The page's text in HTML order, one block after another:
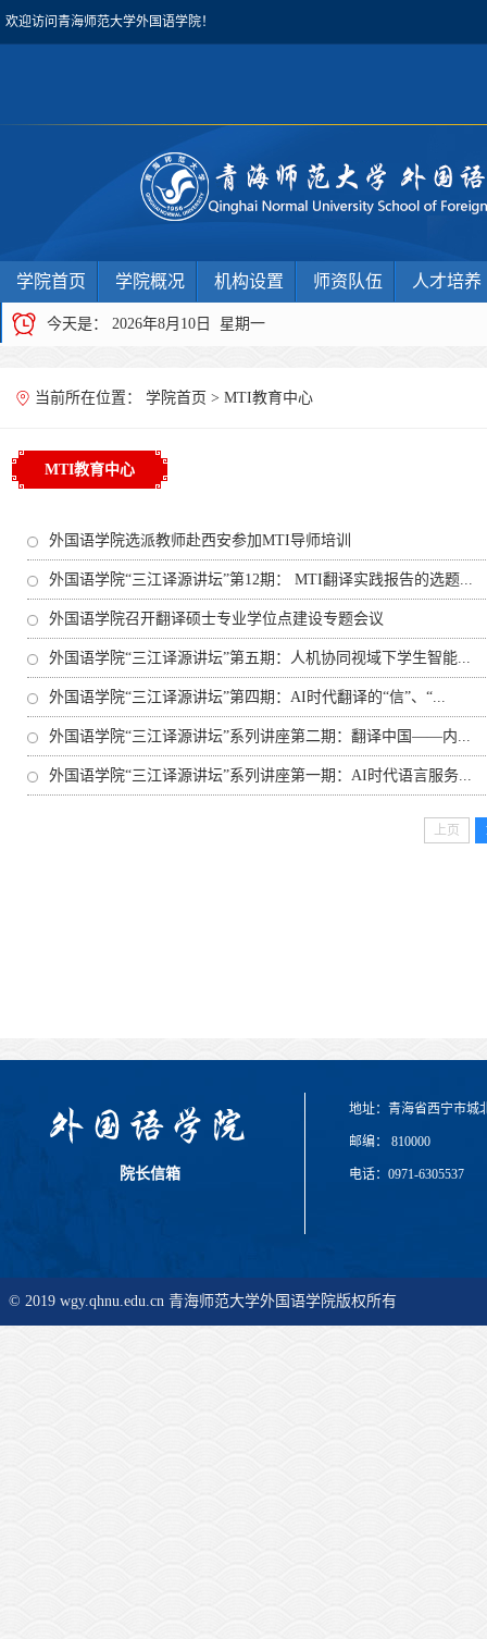
欢迎访问青海师范大学外国语学院！
学院首页 学院概况 机构设置 师资队伍 人才培养
今天是： 2026年8月10日 星期一
当前所在位置： 学院首页 > MTI教育中心
MTI教育中心
外国语学院选派教师赴西安参加MTI导师培训
外国语学院“三江译源讲坛”第12期： MTI翻译实践报告的选题...
外国语学院召开翻译硕士专业学位点建设专题会议
外国语学院“三江译源讲坛”第五期：人机协同视域下学生智能...
外国语学院“三江译源讲坛”第四期：AI时代翻译的“信”、“...
外国语学院“三江译源讲坛”系列讲座第二期：翻译中国——内...
外国语学院“三江译源讲坛”系列讲座第一期：AI时代语言服务...
上页
院长信箱
地址：青海省西宁市城
邮编： 810000
电话：0971-6305537
© 2019 wgy.qhnu.edu.cn 青海师范大学外国语学院版权所有